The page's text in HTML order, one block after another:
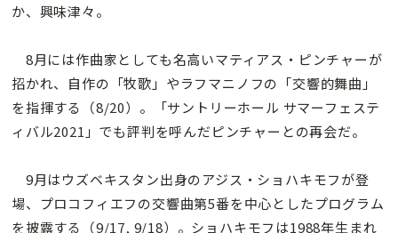
か、興味津々。
8月には作曲家としても名高いマティアス・ピンチャーが
招かれ、自作の「牧歌」やラフマニノフの「交響的舞曲」
を指揮する（8/20）。「サントリーホール サマーフェステ
ィバル2021」でも評判を呼んだピンチャーとの再会だ。
9月はウズベキスタン出身のアジス・ショハキモフが登
場、プロコフィエフの交響曲第5番を中心としたプログラム
を披露する（9/17, 9/18）。ショハキモフは1988年生まれ